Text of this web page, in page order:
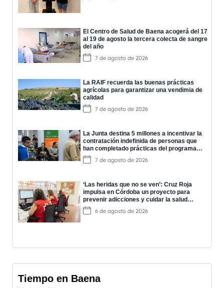
El Centro de Salud de Baena acogerá del 17
al 19 de agosto la tercera colecta de sangre
del año
7 de agosto de 2026
La RAIF recuerda las buenas prácticas
agrícolas para garantizar una vendimia de
calidad
7 de agosto de 2026
La Junta destina 5 millones a incentivar la
contratación indefinida de personas que
han completado prácticas del programa
EPES
7 de agosto de 2026
‘Las heridas que no se ven’: Cruz Roja
impulsa en Córdoba un proyecto para
prevenir adicciones y cuidar la salud
mental
6 de agosto de 2026
Tiempo en Baena